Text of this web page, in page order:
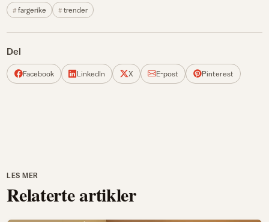
fargerike trender
Del
Facebook LinkedIn X E-post Pinterest
LES MER
Relaterte artikler